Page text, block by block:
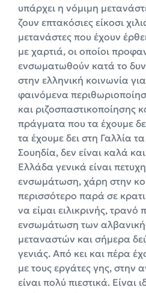
υπάρχει η νόμιμη
ζουν επτακόσιες είκοσι
μετανάστες που έχουν
με χαρτιά, οι οποίοι
ενσωματωθούν κατά το
στην ελληνική κοινωνία
φαινόμενα
και ριζοσπαστικοποίησης
πράγματα που τα έχουμε
τα έχουμε δει στη Γαλλία
Σουηδία, δεν είναι καλά
Ελλάδα γενικά είναι
ενσωμάτωση, χάρη στην
περισσότερο παρά σε
να είμαι ειλικρινής, τρανό
ενσωμάτωση των
μεταναστών και σήμερα
γενιάς. Από κει και πέρα
με τους εργάτες γης, στην
είναι πολύ πιεστικά. Είναι